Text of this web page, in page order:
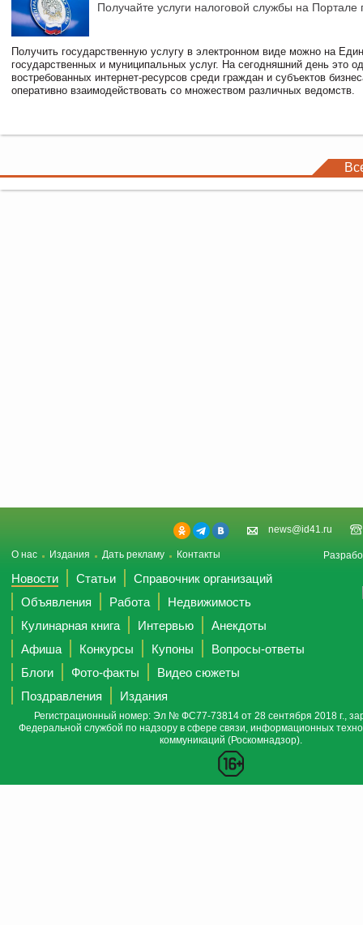
Получайте услуги налоговой службы на Портале
Получить государственную услугу в электронном виде можно на
государственных и муниципальных услуг. На сегодняшний день это
востребованных интернет-ресурсов среди граждан и субъектов
оперативно взаимодействовать со множеством различных ведомств.
news@id41.ru
О нас Издания Дать рекламу Контакты
Новости Статьи
Справочник организаций
Объявления
Работа
Недвижимость
Кулинарная книга
Интервью
Анекдоты
Афиша
Конкурсы Купоны
Вопросы-ответы
Блоги
Фото-факты
Видео сюжеты
Поздравления
Издания
Регистрационный номер: Эл № ФС77-73814 от 28 сентября 2018 г.,
Федеральной службой по надзору в сфере связи, информационных
коммуникаций (Роскомнадзор).